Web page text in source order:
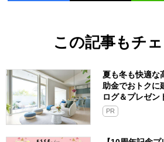
この記事もチェ
夏も冬も快適な
助金でおトクに
ログ＆プレゼン
PR